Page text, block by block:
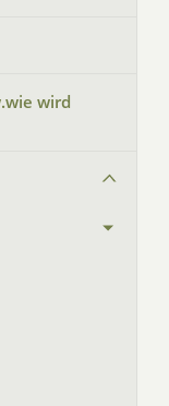
wird